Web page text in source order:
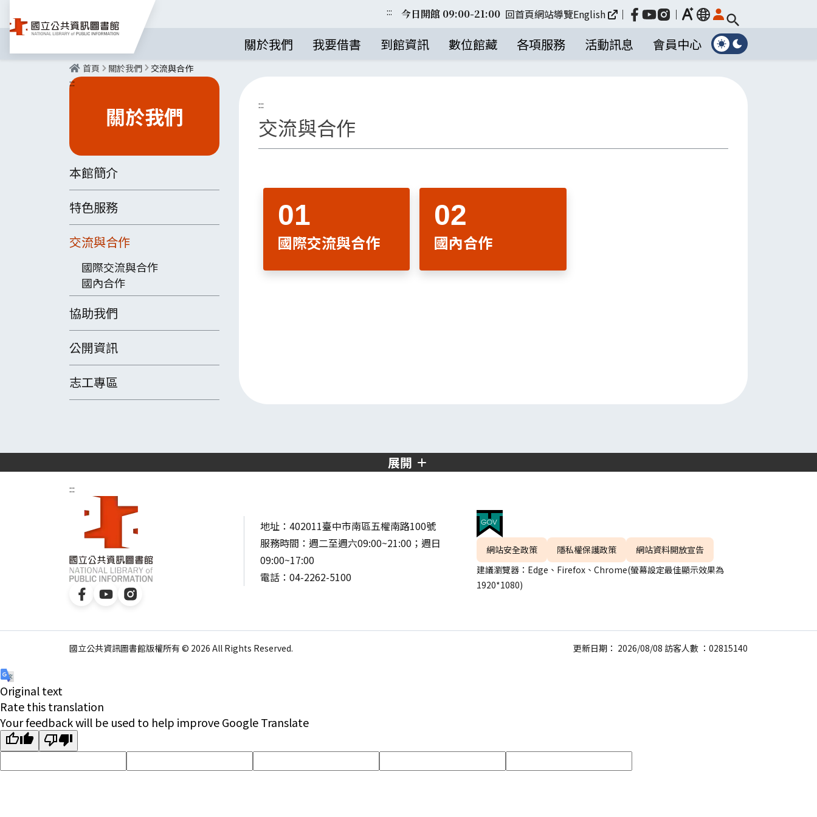
::: 今日開館 09:00-21:00 回首頁網站導覽English ｜ ｜ 放大
language
關於我們 我要借書 到館資訊 數位館藏 各項服務 活動訊息 會員中心
首頁 關於我們
交流與合作
:::
關於我們
本館簡介
特色服務
交流與合作
國際交流與合作
國內合作
協助我們
公開資訊
志工專區
:::
交流與合作
國際交流與合作 國內合作
展開
:::
地址：402011臺中市南區五權南路100號
服務時間：週二至週六09:00~21:00；週日
09:00~17:00
電話：04-2262-5100
網站安全政策 隱私權保護政策
網站資料開放宣告
建議瀏覽器：Edge、Firefox、Chrome(螢幕設定最佳顯示效果為
1920*1080)
國立公共資訊圖書館版權所有 © 2026 All Rights Reserved. 更新日期： 2026/08/08 訪客人數 ：02815140
Original text
Rate this translation
Your feedback will be used to help improve Google Translate